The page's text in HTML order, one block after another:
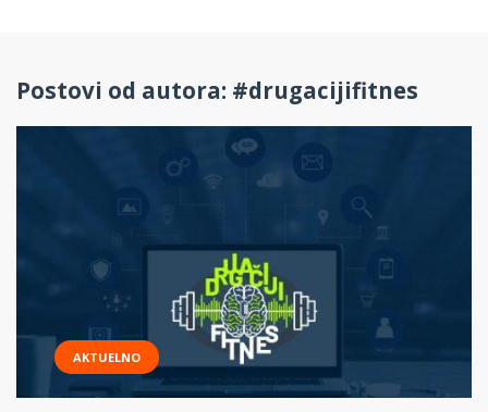
Postovi od autora: #drugacijifitnes
AKTUELNO